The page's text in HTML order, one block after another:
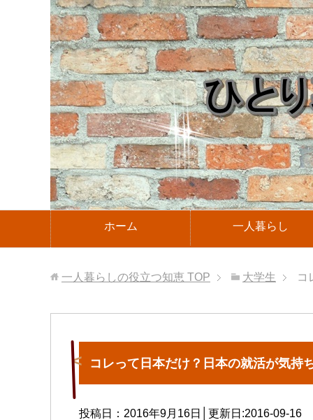
ホーム 一人暮らし
一人暮らしの役立つ知恵 TOP 大学生 コ
コレって日本だけ？日本の就活が気持
投稿日：2016年9月16日│更新日:2016-09-16